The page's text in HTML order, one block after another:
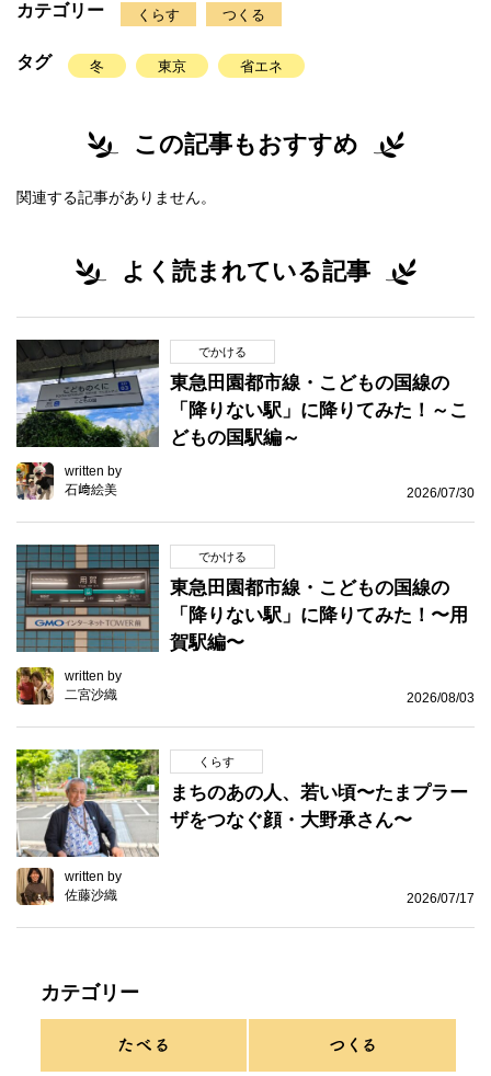
カテゴリー くらす つくる
タグ 冬 東京 省エネ
この記事もおすすめ
関連する記事がありません。
よく読まれている記事
でかける
東急田園都市線・こどもの国線の
「降りない駅」に降りてみた！～こ
どもの国駅編～
written by
石﨑絵美
2026/07/30
でかける
東急田園都市線・こどもの国線の
「降りない駅」に降りてみた！〜用
賀駅編〜
written by
二宮沙織
2026/08/03
くらす
まちのあの人、若い頃〜たまプラー
ザをつなぐ顔・大野承さん〜
written by
佐藤沙織
2026/07/17
カテゴリー